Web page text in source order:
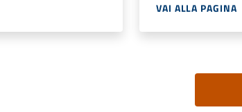
VAI ALLA PAGINA